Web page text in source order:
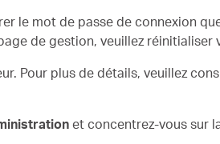
le mot de passe de connexion
de gestion, veuillez
Pour plus de détails, veuillez
et concentrez-vous sur